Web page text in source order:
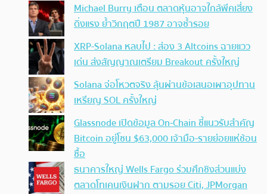
Michael Burry เตือน ตลาดหุ้นอาจใกล้พีคเสี่ยง
ดิ่งแรง ย้ำวิกฤตปี 1987 อาจซ้ำรอย
XRP-Solana หลบไป : ส่อง 3 Altcoins ฉายแวว
เด่น ส่งสัญญาณเตรียม Breakout ครั้งใหญ่
Solana จ่อโหวตจริง ลุ้นผ่านข้อเสนอเผาอุปทาน
เหรียญ SOL ครั้งใหญ่
Glassnode เปิดข้อมูล On-Chain ชี้แนวรับสำคัญ
Bitcoin อยู่โซน $63,000 เจ้ามือ-รายย่อยแห่ช้อน
ซื้อ
ธนาคารใหญ่ Wells Fargo ร่วมศึกชิงส่วนแบ่ง
ตลาดโทเคนเงินฝาก ตามรอย Citi, JPMorgan